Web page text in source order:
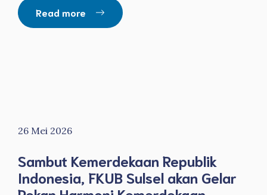
Read more
26 Mei 2026
Sambut Kemerdekaan Republik
Indonesia, FKUB Sulsel akan Gelar